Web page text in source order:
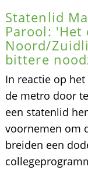
Statenlid
Parool:
Noord/
bittere
In reactie op
de metro door
een statenlid
voornemen om
breiden een